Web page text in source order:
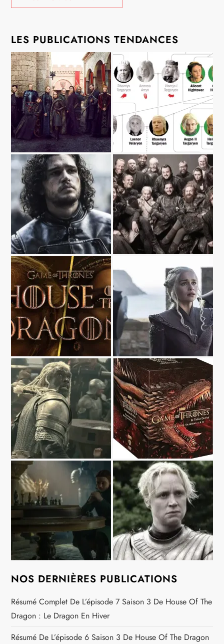
LES PUBLICATIONS TENDANCES
NOS DERNIÈRES PUBLICATIONS
Résumé Complet De L’épisode 7 Saison 3 De House Of The
Dragon : Le Dragon En Hiver
Résumé De L’épisode 6 Saison 3 De House Of The Dragon